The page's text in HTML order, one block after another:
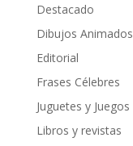
Destacado
Dibujos Animados
Editorial
Frases Célebres
Juguetes y Juegos
Libros y revistas